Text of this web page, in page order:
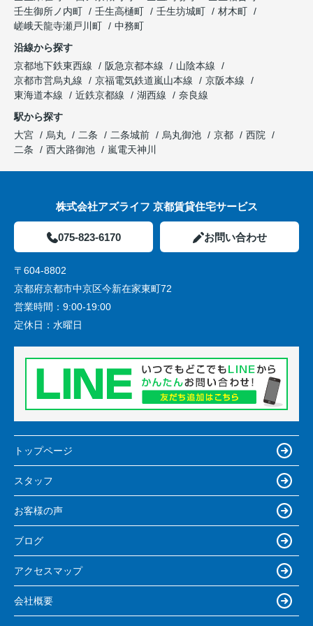
壬生御所ノ内町
壬生高樋町 壬生坊城町
材木町
嵯峨天龍寺瀬戸川町
中務町
沿線から探す
京都地下鉄東西線
阪急京都本線
山陰本線
京都市営烏丸線
京福電気鉄道嵐山本線
京阪本線
東海道本線
近鉄京都線 湖西線
奈良線
駅から探す
大宮
烏丸 二条 二条城前 烏丸御池 京都
西院
二条
西大路御池 嵐電天神川
株式会社アズライフ 京都賃貸住宅サービス
075-823-6170 お問い合わせ
〒604-8802
京都府京都市中京区今新在家東町72
営業時間： 9:00-19:00
定休日： 水曜日
トップページ
スタッフ
お客様の声
ブログ
アクセスマップ
会社概要